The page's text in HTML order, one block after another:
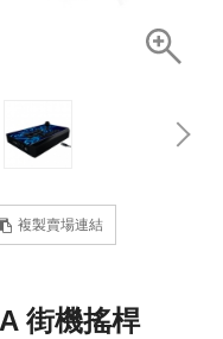
複製賣場連結
街機搖桿